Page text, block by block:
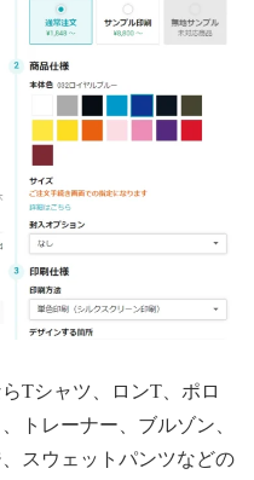
Tシャツ、ロンT、ポロ
トレーナー、ブルゾン、
スウェットパンツなどの